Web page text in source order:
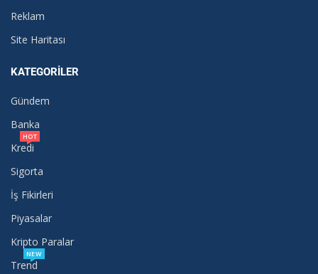
Reklam
Site Haritası
KATEGORILER
Gündem
Banka
Kredi
HOT
Sigorta
İş Fikirleri
Piyasalar
Kripto Paralar
Trend
NEW